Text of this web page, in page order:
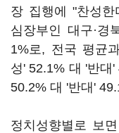
장 집행에 "찬성한
심장부인 대구·경
1%로, 전국 평균
성' 52.1% 대 '반대'
50.2% 대 '반대'
정치성향별로 보